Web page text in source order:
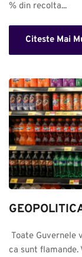
% din recolta...
Citeste Mai
ca sunt flamande.